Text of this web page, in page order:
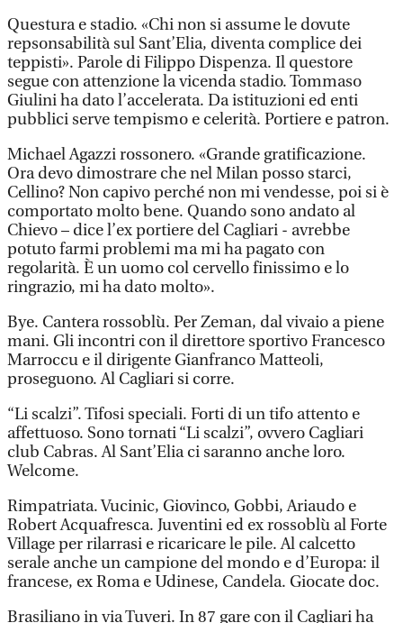
Questura e stadio. «Chi non si assume le dovute
repsonsabilità sul Sant’Elia, diventa complice dei
teppisti». Parole di Filippo Dispenza. Il questore
segue con attenzione la vicenda stadio. Tommaso
Giulini ha dato l’accelerata. Da istituzioni ed enti
pubblici serve tempismo e celerità. Portiere e patron.
Michael Agazzi rossonero. «Grande gratificazione.
Ora devo dimostrare che nel Milan posso starci,
Cellino? Non capivo perché non mi vendesse, poi si è
comportato molto bene. Quando sono andato al
Chievo – dice l’ex portiere del Cagliari - avrebbe
potuto farmi problemi ma mi ha pagato con
regolarità. È un uomo col cervello finissimo e lo
ringrazio, mi ha dato molto».
Bye. Cantera rossoblù. Per Zeman, dal vivaio a piene
mani. Gli incontri con il direttore sportivo Francesco
Marroccu e il dirigente Gianfranco Matteoli,
proseguono. Al Cagliari si corre.
“Li scalzi”. Tifosi speciali. Forti di un tifo attento e
affettuoso. Sono tornati “Li scalzi”, ovvero Cagliari
club Cabras. Al Sant’Elia ci saranno anche loro.
Welcome.
Rimpatriata. Vucinic, Giovinco, Gobbi, Ariaudo e
Robert Acquafresca. Juventini ed ex rossoblù al Forte
Village per rilarrasi e ricaricare le pile. Al calcetto
serale anche un campione del mondo e d’Europa: il
francese, ex Roma e Udinese, Candela. Giocate doc.
Brasiliano in via Tuveri. In 87 gare con il Cagliari ha